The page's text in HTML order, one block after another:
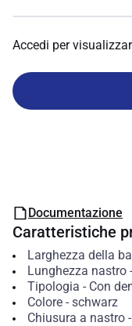
Accedi per
Documentazione
Caratteristiche
Larghezza della
Lunghezza nastro-
Tipologia - Con
Colore- schwarz
Chiusura a nastro-